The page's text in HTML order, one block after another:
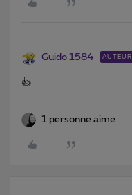
Guido 1584 AUTEUR
👍
1 personne aime